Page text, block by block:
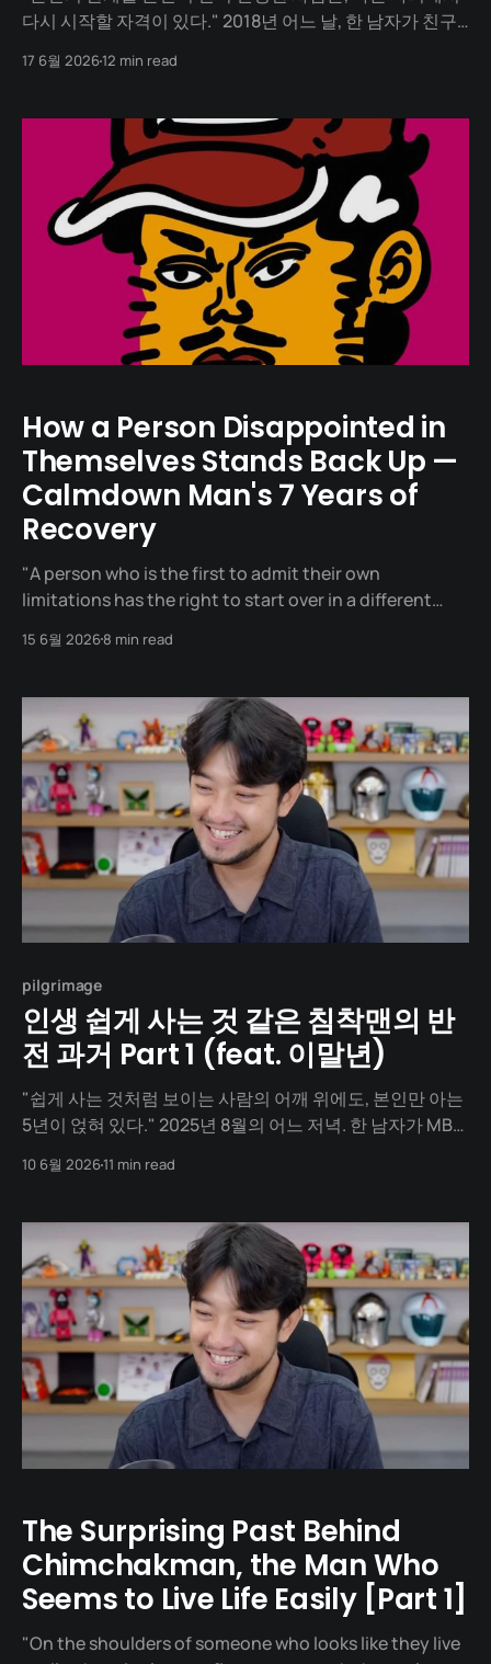
다시 시작할 자격이 있다." 2018년 어느 날, 한 남자가 친구
임용 마우스가 들려 있습니다. 그는 한때 한국 병맛 만화의
그럴듯한 작품이 한 편도 나오지
17 6월 202612 min read
How a Person Disappointed in
Themselves Stands Back Up —
Calmdown Man's 7 Years of
Recovery
"A person who is the first to admit their own
limitations has the right to start over in a different
friend’s studio and walks in. In his hands, he carries a
15 6월 20268 min read
pilgrimage
인생 쉽게 사는 것 같은 침착맨의 반
전 과거 Part 1 (feat. 이말년)
"쉽게 사는 것처럼 보이는 사람의 어깨 위에도, 본인만 아는
5년이 얹혀 있다." 2025년 8월의 어느 저녁. 한 남자가 MBC
을 가진 인터넷 방송인. 그는 회사를 운영하고, 빌딩 한 동을
에게 "유튜브 수익 49억&
10 6월 202611 min read
The Surprising Past Behind
Chimchakman, the Man Who
Seems to Live Life Easily [Part 1]
"On the shoulders of someone who looks like they live